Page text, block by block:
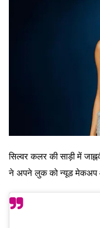
सिल्वर कलर की साड़ी में
ने अपने लुक को न्यूड मेकअप